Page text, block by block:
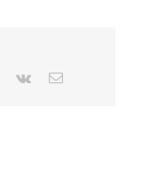
Pinterest
Vk Email